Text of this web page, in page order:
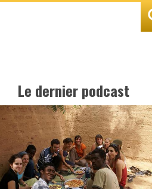
Le dernier podcast